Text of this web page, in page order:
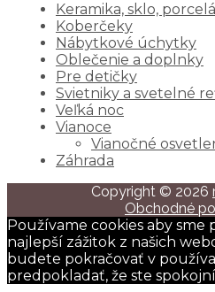
Keramika, sklo,
Koberčeky
Nábytkové úchytky
Oblečenie a doplnky
Pre detičky
Svietniky a svetelné
Veľká noc
Vianoce
Vianočné
Záhrada
Copyright © 2026
Obchodné
Používame cookies aby sme
najlepší zážitok z našich
budete pokračovať v
predpokladať, že ste